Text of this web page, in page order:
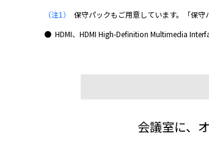
（注1） 保守パックもご用意しています。「保
HDMI、HDMI High-Definition Multimedia
会議室に、